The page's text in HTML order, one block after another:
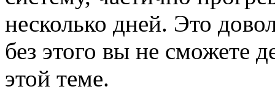
несколько дней. Это
без этого вы не сможете
этой теме.